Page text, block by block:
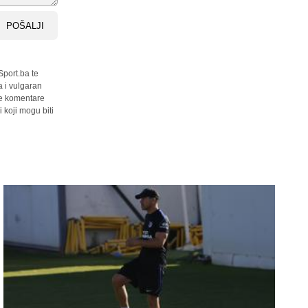
POŠALJI
te
i vulgaran
komentare
koji mogu biti